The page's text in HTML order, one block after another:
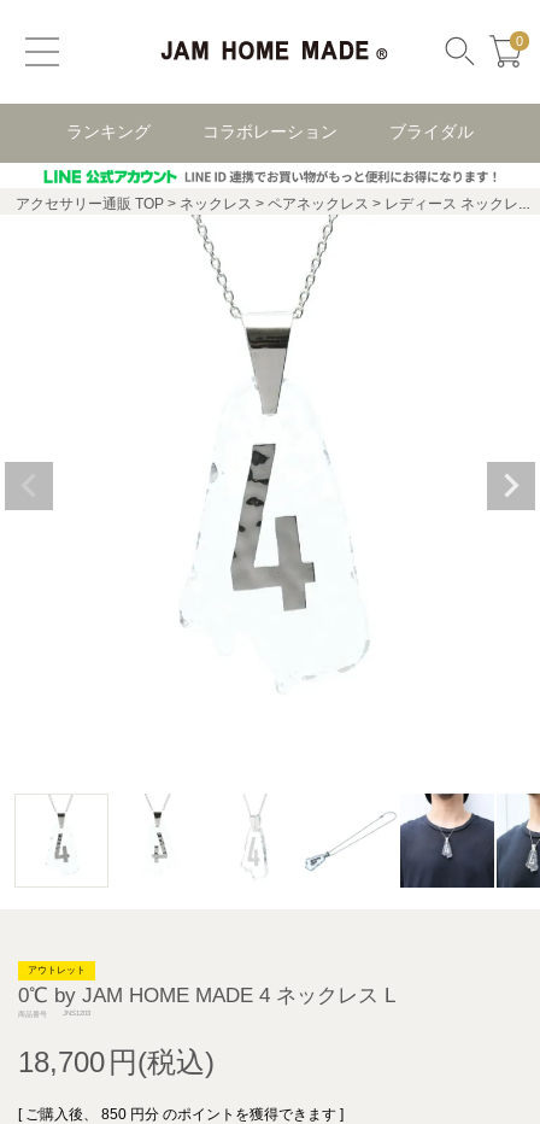
0
ランキング コラボレーション ブライダル
アクセサリー通販 TOP ネックレス ペアネックレス レディース ネックレス
アウトレット
0℃ by JAM HOME MADE 4 ネックレス L
商品番号 JNS1203
18,700
[ ご購入後、 850 円分 のポイントを獲得できます ]